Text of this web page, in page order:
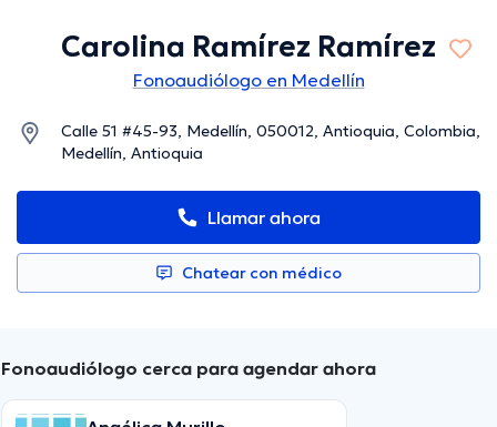
Carolina Ramírez Ramírez
Fonoaudiólogo en Medellín
Calle 51 #45-93, Medellín, 050012, Antioquia, Colombia,
Medellín, Antioquia
Llamar ahora
Chatear con médico
Fonoaudiólogo cerca para agendar ahora